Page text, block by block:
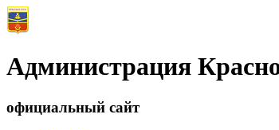
Администрация
официальный сайт